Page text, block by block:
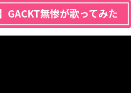
GACKT無惨が歌ってみた